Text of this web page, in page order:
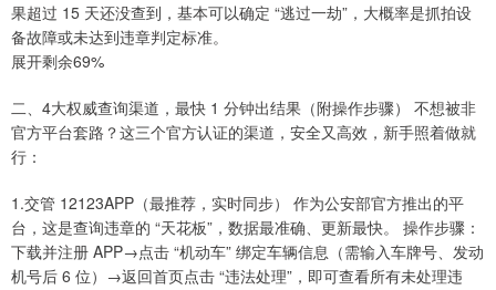
果超过 15 天还没查到，基本可以确定 “逃过一劫”，大概率是抓拍设
备故障或未达到违章判定标准。
展开剩余69%
二、4大权威查询渠道，最快 1 分钟出结果（附操作步骤） 不想被非
官方平台套路？这三个官方认证的渠道，安全又高效，新手照着做就
行：
1.交管 12123APP（最推荐，实时同步） 作为公安部官方推出的平
台，这是查询违章的 “天花板”，数据最准确、更新最快。 操作步骤：
下载并注册 APP→点击 “机动车” 绑定车辆信息（需输入车牌号、发动
机号后 6 位）→返回首页点击 “违法处理”，即可查看所有未处理违